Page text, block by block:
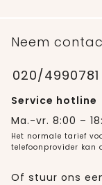
Neem
020/4990781
Service hotline
Ma.-vr. 8:00 –
Het normale tarief
telefoonprovider kan
Of stuur ons